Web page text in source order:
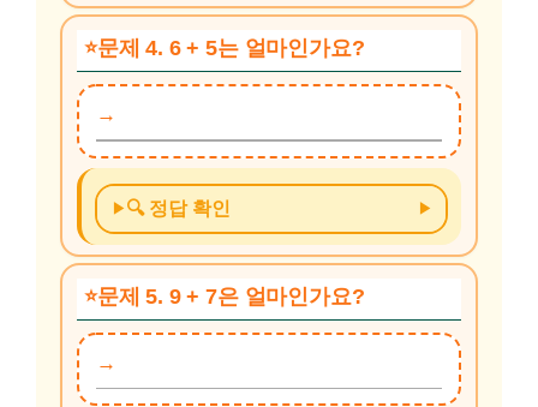
문제 4. 6 + 5는 얼마인가요?
🔍 정답 확인
문제 5. 9 + 7은 얼마인가요?